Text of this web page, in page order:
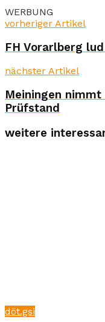
WERBUNG
vorheriger Artikel
FH Vorarlberg
nächster Artikel
Meiningen
Prüfstand
weitere
döt.gsi